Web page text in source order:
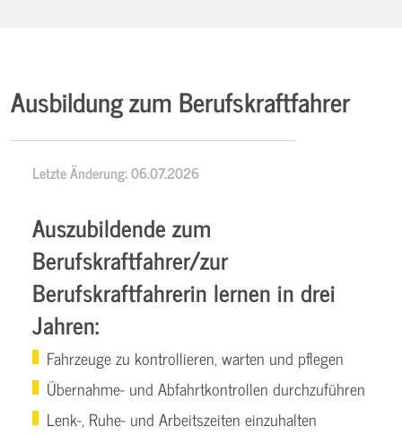
Ausbildung zum Berufskraftfahrer
Letzte Änderung: 06.07.2026
Auszubildende zum
Berufskraftfahrer/zur
Berufskraftfahrerin lernen in drei
Jahren:
Fahrzeuge zu kontrollieren, warten und pflegen
Übernahme- und Abfahrtkontrollen durchzuführen
Lenk-, Ruhe- und Arbeitszeiten einzuhalten